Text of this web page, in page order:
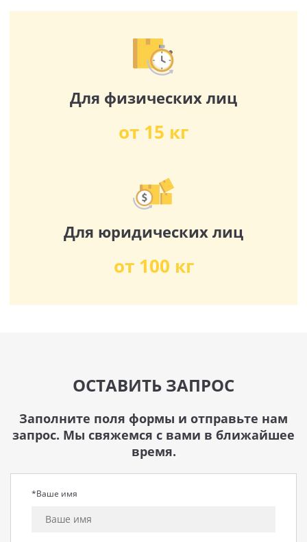
Для физических лиц
от 15 кг
Для юридических лиц
от 100 кг
ОСТАВИТЬ ЗАПРОС
Заполните поля формы и отправьте нам
запрос. Мы свяжемся с вами в ближайшее
время.
*Ваше имя